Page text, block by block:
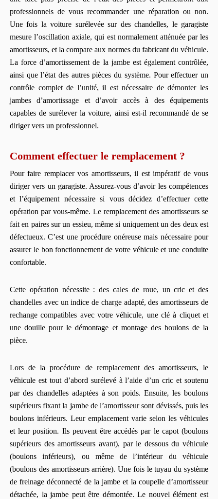
professionnels de vous recommander une réparation ou non.
Une fois la voiture surélevée sur des chandelles, le garagiste
mesure l’oscillation axiale, qui est normalement atténuée par les
amortisseurs, et la compare aux normes du fabricant du véhicule.
La force d’amortissement de la jambe est également contrôlée,
ainsi que l’état des autres pièces du système. Pour effectuer un
contrôle complet de l’unité, il est nécessaire de démonter les
jambes d’amortissage et d’avoir accès à des équipements
capables de surélever la voiture, ainsi est-il recommandé de se
diriger vers un professionnel.
Comment effectuer le remplacement ?
Pour faire remplacer vos amortisseurs, il est impératif de vous
diriger vers un garagiste. Assurez-vous d’avoir les compétences
et l’équipement nécessaire si vous décidez d’effectuer cette
opération par vous-même. Le remplacement des amortisseurs se
fait en paires sur un essieu, même si uniquement un des deux est
défectueux. C’est une procédure onéreuse mais nécessaire pour
assurer le bon fonctionnement de votre véhicule et une conduite
confortable.
Cette opération nécessite : des cales de roue, un cric et des
chandelles avec un indice de charge adapté, des amortisseurs de
rechange compatibles avec votre véhicule, une clé à cliquet et
une douille pour le démontage et montage des boulons de la
pièce.
Lors de la procédure de remplacement des amortisseurs, le
véhicule est tout d’abord surélevé à l’aide d’un cric et soutenu
par des chandelles adaptées à son poids. Ensuite, les boulons
supérieurs fixant la jambe de l’amortisseur sont dévissés, puis les
boulons inférieurs. Leur emplacement varie selon les véhicules
et leur position. Ils peuvent être accédés par le capot (boulons
supérieurs des amortisseurs avant), par le dessous du véhicule
(boulons inférieurs), ou même de l’intérieur du véhicule
(boulons des amortisseurs arrière). Une fois le tuyau du système
de freinage déconnecté de la jambe et la coupelle d’amortisseur
détachée, la jambe peut être démontée. Le nouvel élément est